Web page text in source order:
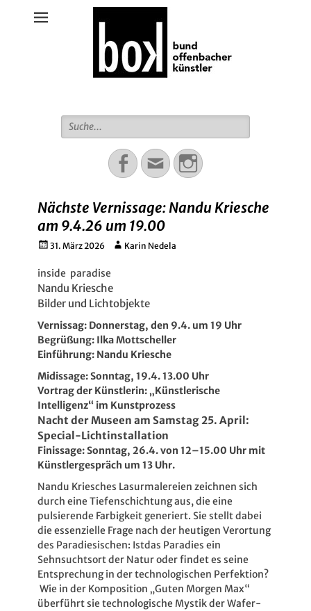
Suche
für:
Facebook
EmailInstagram
Nächste Vernissage: Nandu Kriesche
am 9.4.26 um 19.00
Gepostet
31. März 2026 AutorKarin Nedela
inside paradise
Nandu Kriesche
Bilder und Lichtobjekte
Vernissag: Donnerstag, den 9.4. um 19 Uhr
Begrüßung: Ilka Mottscheller
Einführung: Nandu Kriesche
Midissage: Sonntag, 19.4. 13.00 Uhr
Vortrag der Künstlerin: „Künstlerische
Intelligenz“ im Kunstprozess
Nacht der Museen am Samstag 25. April:
Special-Lichtinstallation
Finissage: Sonntag, 26.4. von 12–15.00 Uhr mit
Künstlergespräch um 13 Uhr.
Nandu Kriesches Lasurmalereien zeichnen sich
durch eine Tiefenschichtung aus, die eine
pulsierende Farbigkeit generiert. Sie stellt dabei
die essenzielle Frage nach der heutigen Verortung
des Paradiesischen: Istdas Paradies ein
Sehnsuchtsort der Natur oder findet es seine
Entsprechung in der technologischen Perfektion?
Wie in der Komposition „Guten Morgen Max“
überführt sie technologische Mystik der Wafer-